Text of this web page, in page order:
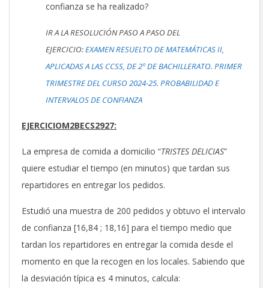
confianza se ha realizado?
IR A LA RESOLUCIÓN PASO A PASO DEL
EJERCICIO:EXAMEN RESUELTO DE MATEMÁTICAS II,
APLICADAS A LAS CCSS, DE 2º DE BACHILLERATO. PRIMER
TRIMESTRE DEL CURSO 2024-25. PROBABILIDAD E
INTERVALOS DE CONFIANZA
EJERCICIOM2BECS2927:
La empresa de comida a domicilio “TRISTES DELICIAS”
quiere estudiar el tiempo (en minutos) que tardan sus
repartidores en entregar los pedidos.
Estudió una muestra de 200 pedidos y obtuvo el intervalo
de confianza [16,84 ; 18,16] para el tiempo medio que
tardan los repartidores en entregar la comida desde el
momento en que la recogen en los locales. Sabiendo que
la desviación típica es 4 minutos, calcula: